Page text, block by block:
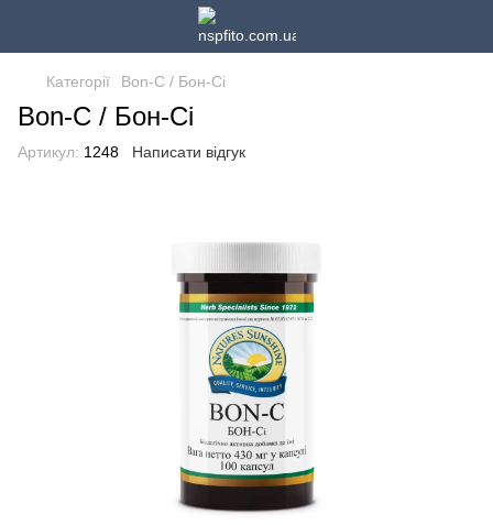
Категорії Bon-C / Бон-Сі
Bon-C / Бон-Сі
Артикул: 1248 Написати відгук